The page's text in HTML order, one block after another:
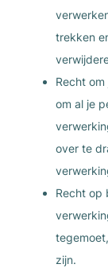
trekken
Recht
om al je
over te
Recht op
zijn.